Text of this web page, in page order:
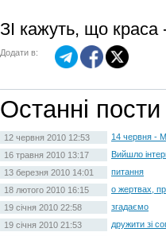
ЗІ кажуть, що краса
Додати в:
Останні
12 червня 2010 12:53
14 червня -
16 травня 2010 13:17
Вийшло
13 березня 2010 14:01
питання
18 лютого 2010 16:15
о жертвах,
19 січня 2010 22:58
згадаємо
19 січня 2010 21:53
дружити зі